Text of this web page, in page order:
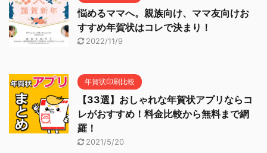
悩めるママへ。親族向け、ママ友向けお
すすめ年賀状はコレで決まり！
2022/11/9
年賀状印刷比較
【33選】おしゃれな年賀状アプリならコ
レがおすすめ！料金比較から無料まで網
羅！
2021/5/20